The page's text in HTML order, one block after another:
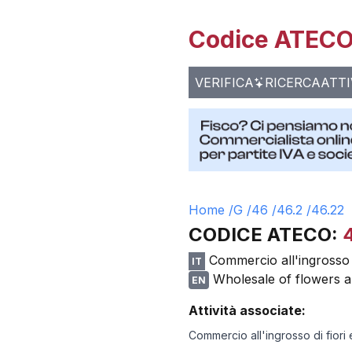
Codice
VERIFICA RICERCA
Home /G /46 /46.2 /46.22
CODICE ATECO:
IT Commercio
EN
Wholesale of flowers
Attività associate:
Commercio all'ingrosso di fiori